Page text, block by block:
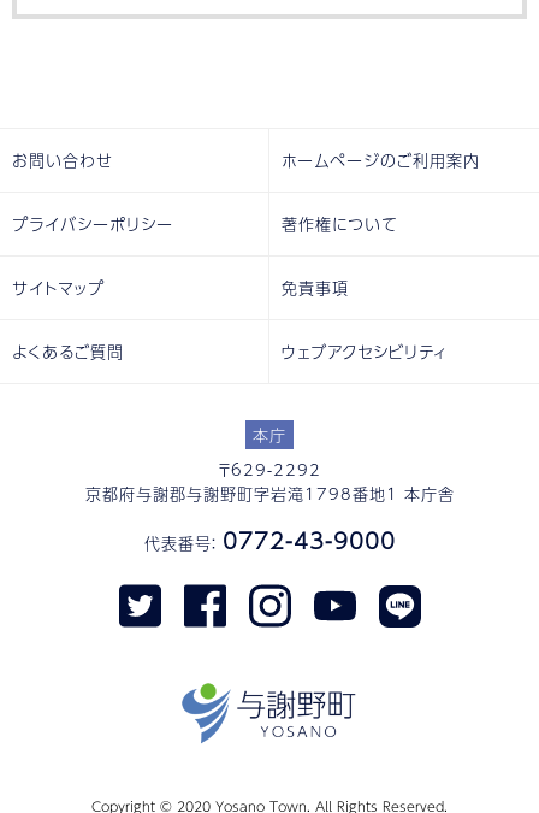
本庁
〒629-2292
京都府与謝郡与謝野町字岩滝1798番地1 本庁舎
代表番号： 0772-43-9000
お問い合わせ ホームページのご利用案内
プライバシーポリシー 著作権について
サイトマップ 免責事項
よくあるご質問 ウェブアクセシビリティ
Copyright © 2020 Yosano Town. All Rights Reserved.